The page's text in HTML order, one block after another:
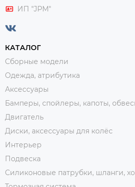
ИП "JPM"
КАТАЛОГ
Сборные модели
Одежда, атрибутика
Аксессуары
Бамперы, спойлеры, капоты,
Двигатель
Диски, аксессуары для колёс
Интерьер
Подвеска
Силиконовые патрубки, шланги,